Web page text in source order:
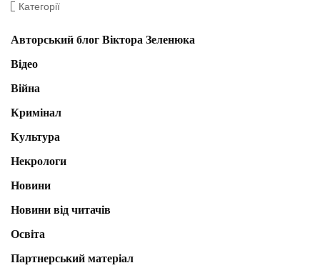
Категорії
Авторський блог Віктора Зеленюка
Відео
Війна
Кримінал
Культура
Некрологи
Новини
Новини від читачів
Освіта
Партнерський матеріал